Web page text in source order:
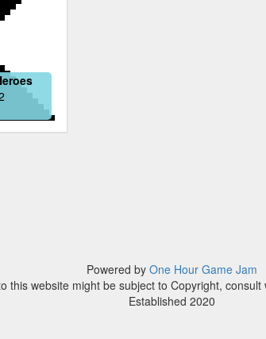
Powered by One Hour Game Jam
this website might be subject to Copyright,
Established 2020